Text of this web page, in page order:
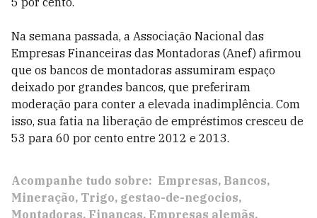
Na semana passada, a Associação Nacional das
Empresas Financeiras das Montadoras (Anef) afirmou
que os bancos de montadoras assumiram espaço
deixado por grandes bancos, que preferiram
moderação para conter a elevada inadimplência. Com
isso, sua fatia na liberação de empréstimos cresceu de
53 para 60 por cento entre 2012 e 2013.
Acompanhe tudo sobre: Empresas Bancos
Mineração Trigo gestao-de-negocios
Montadoras Finanças Empresas alemãs